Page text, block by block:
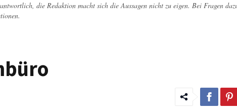
die Redaktion macht sich die Aussagen nicht zu eigen. Bei Fragen